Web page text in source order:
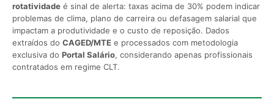
rotatividade é sinal de alerta: taxas acima de 30% podem indicar
problemas de clima, plano de carreira ou defasagem salarial que
impactam a produtividade e o custo de reposição. Dados
extraídos do CAGED/MTE e processados com metodologia
exclusiva do Portal Salário, considerando apenas profissionais
contratados em regime CLT.